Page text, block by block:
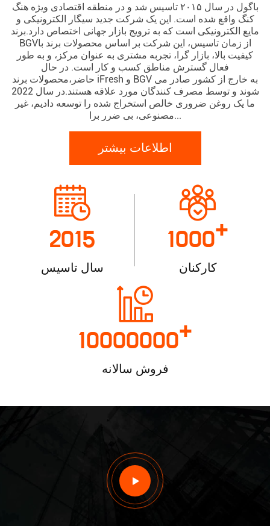
باگول در سال ۲۰۱۵ تاسیس شد و در منطقه اقتصادی ویژه هنگ
کنگ واقع شده است. این یک شرکت جدید سیگار الکترونیکی و
مایع الکترونیکی است که به ترویج بازار جهانی اختصاص دارد.برند
BGVاز زمان تاسیس، این شرکت بر اساس محصولات برند با
کیفیت بالا، بازار گرا، تجربه مشتری به عنوان مرکز، و به طور
فعال گسترش مناطق کسب و کار است. در حال
حاضر،محصولات برند iFresh و BGV به خارج از کشور صادر می
شوند و توسط مصرف کنندگان مورد علاقه هستند.در سال 2022
ما یک روغن ضروری خالص استخراج شده را توسعه دادیم، غیر
مصنوعی، بی ضرر برا...
اطلاعات بیشتر
2015
سال تاسیس
1000+
کارکنان
10000000+
فروش سالانه